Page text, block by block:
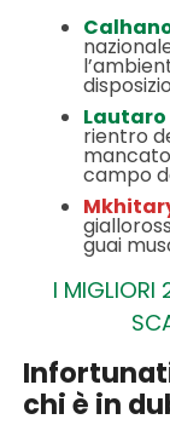
rientro
campo
guai
I MIGLIORI
chi è in